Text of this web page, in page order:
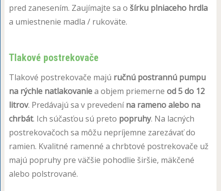
pred zanesením. Zaujímajte sa o šírku plniaceho hrdla
a umiestnenie madla / rukoväte.
Tlakové postrekovače
Tlakové postrekovače majú ručnú postrannú pumpu
na rýchle natlakovaniea objem priemerne od 5 do 12
litrov. Predávajú sa v prevedenína rameno alebo na
chrbát. Ich súčasťou sú preto popruhy. Na lacných
postrekovačoch sa môžu nepríjemne zarezávať do
ramien. Kvalitné ramenné a chrbtové postrekovače už
majú popruhy pre väčšie pohodlie širšie, mäkčené
alebo polstrované.